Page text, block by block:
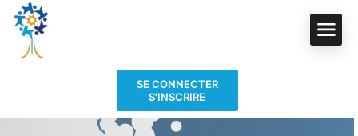
SE CONNECTER
S'INSCRIRE